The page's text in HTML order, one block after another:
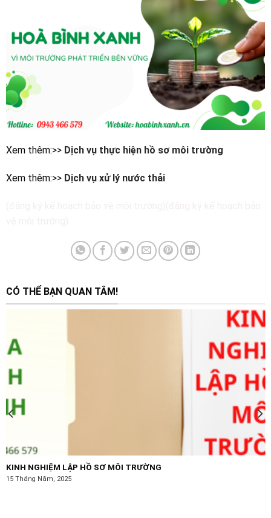
Xem thêm:>> Dịch vụ thực hiện hồ sơ môi trường
Xem thêm:>> Dịch vụ xử lý nước thải
CÓ THỂ BẠN QUAN TÂM!
KINH NGHIỆM LẬP HỒ SƠ MÔI TRƯỜNG
15 Tháng Năm, 2025